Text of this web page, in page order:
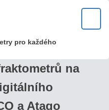
pro každého
na
a Atago